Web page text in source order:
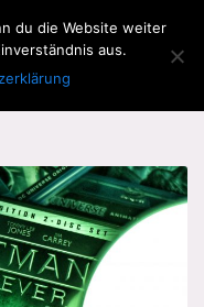
du die Website weiter
aus.